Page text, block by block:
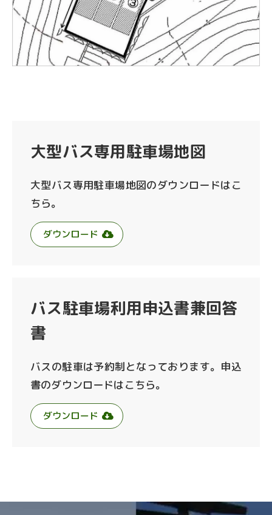
大型バス専用駐車場地図
大型バス専用駐車場地図のダウンロードはこ
ちら。
ダウンロード
バス駐車場利用申込書兼回答
書
バスの駐車は予約制となっております。申込
書のダウンロードはこちら。
ダウンロード